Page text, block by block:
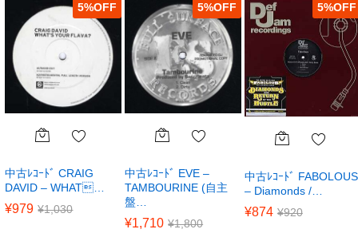
5%
中古ﾚｺｰﾄﾞ CRAIG
DAVID – WHAT…
¥979 ¥1,030
5%
中古ﾚｺｰﾄﾞ EVE –
TAMBOURINE (自主
盤…
¥1,710 ¥1,800
5%
中古ﾚｺｰﾄﾞ FABOLOUS
– Diamonds /…
¥874 ¥920